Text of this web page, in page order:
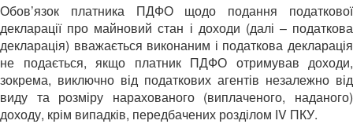
Обов’язок платника ПДФО щодо подання податкової
декларації про майновий стан і доходи (далі – податкова
декларація) вважається виконаним і податкова декларація
не подається, якщо платник ПДФО отримував доходи,
зокрема, виключно від податкових агентів незалежно від
виду та розміру нарахованого (виплаченого, наданого)
доходу, крім випадків, передбачених розділом ІV ПКУ.